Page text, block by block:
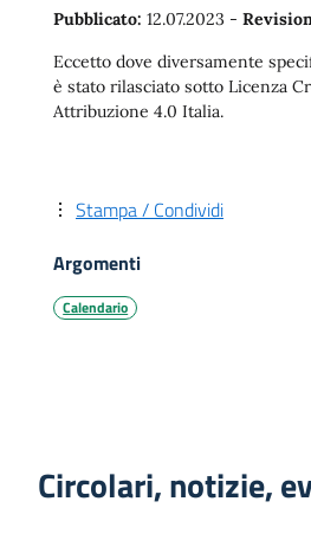
Pubblicato: 12.07.2023 -
Eccetto dove diversamente
è stato rilasciato sotto Licenza
Attribuzione 4.0 Italia.
Stampa / Condividi
Argomenti
Calendario
Circolari, notizie,